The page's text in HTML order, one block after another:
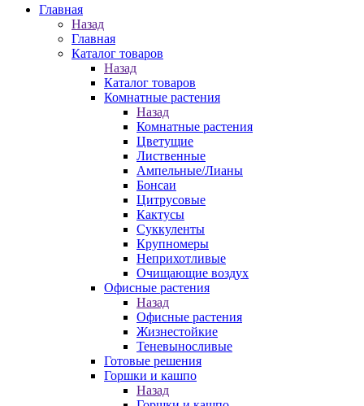
Главная
Назад
Главная
Каталог товаров
Назад
Каталог товаров
Комнатные растения
Назад
Комнатные растения
Цветущие
Лиственные
Ампельные/Лианы
Бонсаи
Цитрусовые
Кактусы
Суккуленты
Крупномеры
Неприхотливые
Очищающие воздух
Офисные растения
Назад
Офисные растения
Жизнестойкие
Теневыносливые
Готовые решения
Горшки и кашпо
Назад